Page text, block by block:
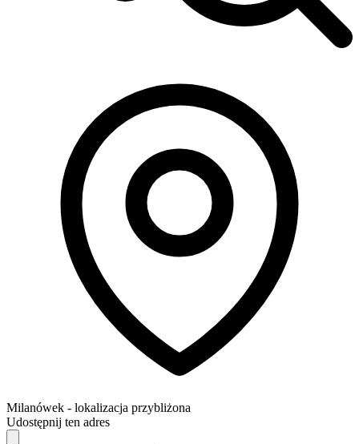
Milanówek - lokalizacja przybliżona
Udostępnij ten adres